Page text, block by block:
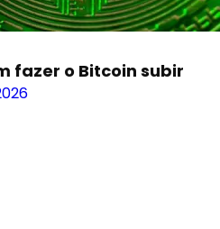
fazer o Bitcoin subir